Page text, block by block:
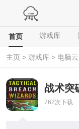
首页 游戏库
主页 > 游戏库 > 电脑
战术突
762次下载